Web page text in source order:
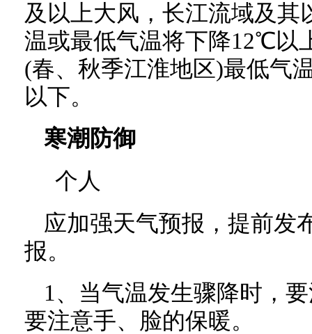
及以上大风，长江流域及其
温或最低气温将下降12℃以
(春、秋季江淮地区)最低气
以下。
寒潮防御
个人
应加强天气预报，提前发
报。
1、当气温发生骤降时，
要注意手、脸的保暖。